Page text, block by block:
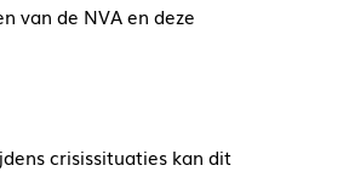
van de NVA en deze
crisissituaties kan dit